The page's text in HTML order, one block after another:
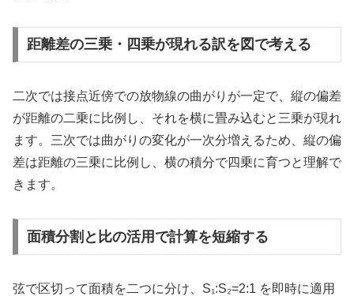
距離差の三乗・四乗が現れる訳を図で考える
二次では接点近傍での放物線の曲がりが一定で、縦の偏差
が距離の二乗に比例し、それを横に畳み込むと三乗が現れ
ます。三次では曲がりの変化が一次分増えるため、縦の偏
差は距離の三乗に比例し、横の積分で四乗に育つと理解で
きます。
面積分割と比の活用で計算を短縮する
弦で区切って面積を二つに分け、S₁:S₂=2:1 を即時に適用